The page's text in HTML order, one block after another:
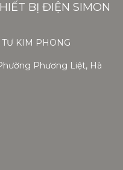
BỊ ĐIỆN SIMON
KIM PHONG
Phương Liệt, Hà